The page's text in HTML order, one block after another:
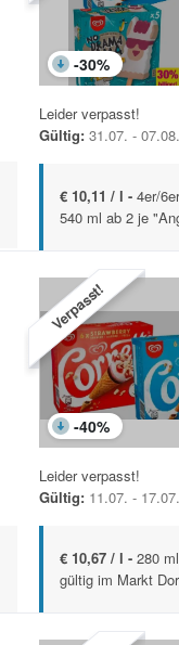
-30%
Leider verpasst!
Gültig: 31.07. - 07.08.
€ 10,11 / l - 4er/
540 ml ab 2 je
Verpasst!
-40%
Leider verpasst!
Gültig: 11.07. - 17.07.
€ 10,67 / l - 280
gültig im Markt